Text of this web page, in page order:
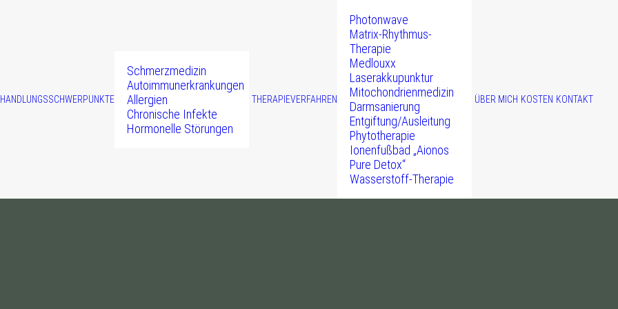
Schmerzmedizin
Autoimmunerkrankungen
Allergien
Chronische Infekte
Hormonelle Störungen
THERAPIEVERFAHREN
Photonwave
Matrix-Rhythmus-
Therapie
Medlouxx
Laserakkupunktur
Mitochondrienmedizin
Darmsanierung
Entgiftung/Ausleitung
Phytotherapie
Ionenfußbad „Aionos
Pure Detox“
Wasserstoff-Therapie
ÜBER MICH KOSTEN KONTAKT